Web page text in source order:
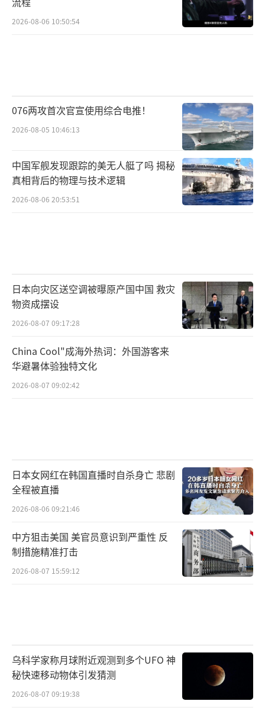
争。伊朗坚持认为，根据此前达成的谅解备忘
录，霍尔木兹海峡安全管理和船舶通行协调机
通行原则。
与此同时，美国选择恢复对伊朗的石油制
裁。此前，伊朗在谈判中的一个核心诉求就是
解除石油出口限制。美方仅过去两周多的时间
便重新收紧制裁，这意味着美国并未将缓解伊
朗经济作为单方面让步，而是继续把制裁作为
伊朗议会议长卡利巴夫指责美国违反谅解备忘
录，包括违反霍尔木兹海峡通行安排、恢复石
油制裁以及发动军事袭击，并表示“霸权和敲
诈勒索的时代已经结束”。伊朗军方则强调，
伊朗绝不允许任何国家干涉海峡事务，唯一安
全航线是由伊朗确定的航线。虽然此前通过斡
旋渠道与美国保持技术沟通，但伊朗不会接受
言具有重要意义。
特朗普选择在北约峰会这一全球高度关注
的外交场合宣称美伊停火协议破裂，一方面是
对伊朗再度极限施压，以此威胁伊方停止袭击
商船，另一方面是在一众北约盟友面前展现其
强硬外交姿态。随着中期选举临近，特朗普也
录的脆弱性。此前双方通过谈判达成的安排并
没有真正解决围绕霍尔木兹海峡管理权、地区
军事存在以及安全规则的根本分歧。未来一段
2026-08-06 10:50:54
076两攻首次官宣使用综合电推！
2026-08-05 10:46:13
中国军舰发现跟踪的美无人艇了吗 揭秘
真相背后的物理与技术逻辑
2026-08-06 20:53:51
日本向灾区送空调被曝原产国中国 救灾
物资成摆设
2026-08-07 09:17:28
China Cool"成海外热词：外国游客来
华避暑体验独特文化
2026-08-07 09:02:42
日本女网红在韩国直播时自杀身亡 悲剧
全程被直播
2026-08-06 09:21:46
中方狙击美国 美官员意识到严重性 反
制措施精准打击
2026-08-07 15:59:12
乌科学家称月球附近观测到多个UFO 神
秘快速移动物体引发猜测
2026-08-07 09:19:38